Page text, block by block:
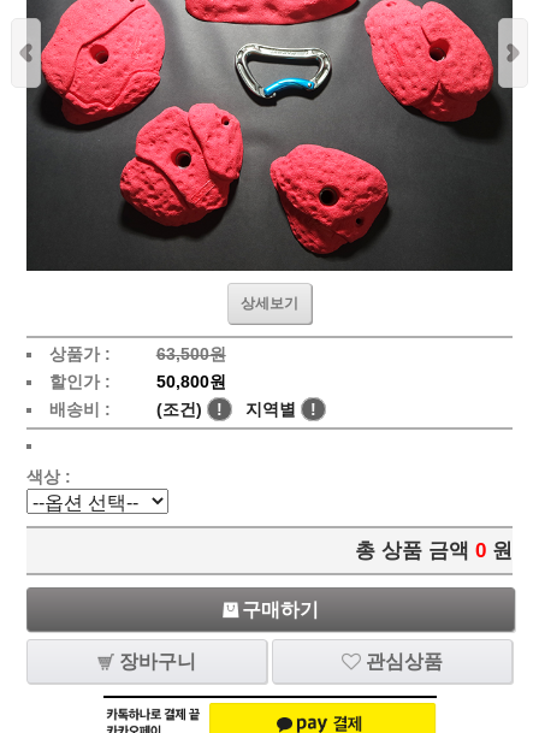
상세보기
상품가 :
63,500원
할인가 :
50,800원
배송비 :
(조건) ! 지역별 !
색상 :
총 상품 금액 0 원
구매하기
장바구니 관심상품